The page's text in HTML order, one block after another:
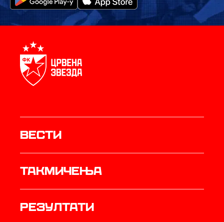
Вести
Такмичења
резултати